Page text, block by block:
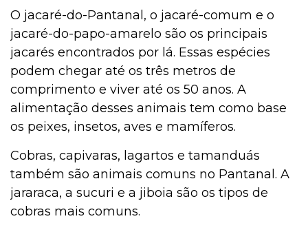
O jacaré-do-Pantanal, o jacaré-comum e o
jacaré-do-papo-amarelo são os principais
jacarés encontrados por lá. Essas espécies
podem chegar até os três metros de
comprimento e viver até os 50 anos. A
alimentação desses animais tem como base
os peixes, insetos, aves e mamíferos.
Cobras, capivaras, lagartos e tamanduás
também são animais comuns no Pantanal. A
jararaca, a sucuri e a jiboia são os tipos de
cobras mais comuns.